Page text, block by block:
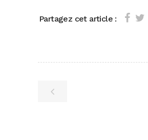
Partagez cet article :